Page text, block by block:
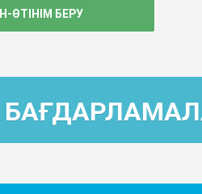
ӨТІНІМ БЕРУ